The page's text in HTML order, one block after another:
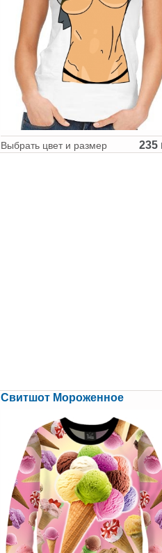
Выбрать цвет и размер 235
Свитшот Мороженное